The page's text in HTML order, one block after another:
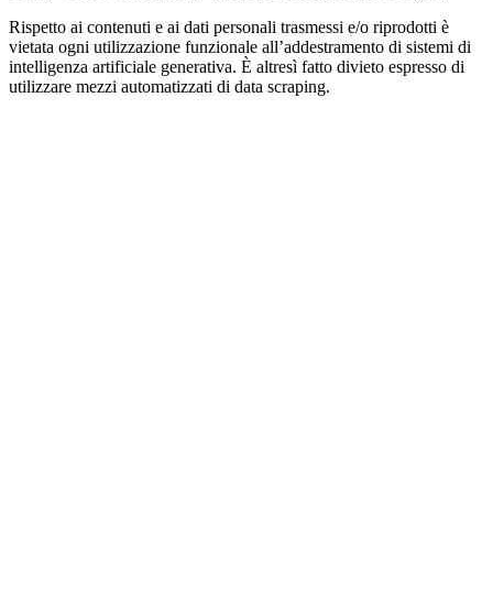
Rispetto ai contenuti e ai dati personali trasmessi e/o riprodotti è
vietata ogni utilizzazione funzionale all’addestramento di sistemi di
intelligenza artificiale generativa. È altresì fatto divieto espresso di
utilizzare mezzi automatizzati di data scraping.